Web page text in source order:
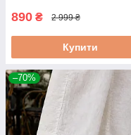
890 ₴ 2 999 ₴
Купити
–70%